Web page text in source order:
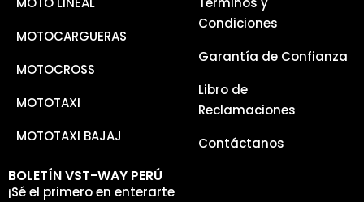
MOTOCARGUERAS
MOTOCROSS
MOTOTAXI
MOTOTAXI BAJAJ
Condiciones
Garantía de Confianza
Libro de
Reclamaciones
Contáctanos
BOLETÍN VST-WAY PERÚ
¡Sé el primero en enterarte